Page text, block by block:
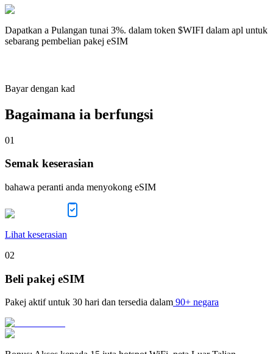
Dapatkan a Pulangan tunai 3%. dalam token $WIFI dalam apl untuk
sebarang pembelian pakej eSIM
Bayar dengan kad
Bagaimana ia berfungsi
01
Semak keserasian
bahawa peranti anda menyokong eSIM
Lihat keserasian
02
Beli pakej eSIM
Pakej aktif untuk 30 hari dan tersedia dalam 90+ negara